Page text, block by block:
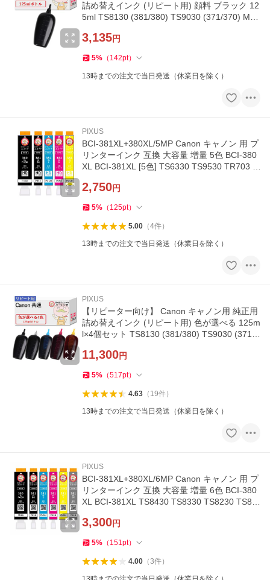
詰め替えインク (リピート用) 顔料 ブラック 12
5ml TS8130 (381/380) TS9030 (371/370) MG
3,135円
5% （ 142pt）
13時までの注文で当日発送（休業日を除く）
PIXUS
BCI-381XL+380XL/5MP Canon キャノン 用 プ
リンターインク 互換 大容量 増量 5色 BCI-380
XL BCI-381XL [5色] TS6330 TS9530 TR703 T
2,750円
5% （ 125pt）
5.00（4件）
13時までの注文で当日発送（休業日を除く）
PIXUS
【リピーター向け】 Canon キャノン用 純正用
詰め替えインク (リピート用) 色が選べる 125m
l×4個セット TS8130 (381/380) TS9030 (371/3
11,300円
5% （517pt）
4.63（ 19件）
13時までの注文で当日発送（休業日を除く）
PIXUS
BCI-381XL+380XL/6MP Canon キャノン 用 プ
リンターインク 互換 大容量 増量 6色 BCI-380
XL BCI-381XL TS8430 TS8330 TS8230 TS81
3,300円
5% （ 151pt）
4.00（3件）